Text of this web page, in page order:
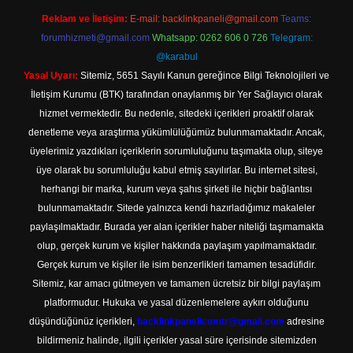
Reklam ve İletişim: E-mail: backlinkpaneli@gmail.com Teams:
forumhizmeti@gmail.com Whatsapp: 0262 606 0 726 Telegram:
@karabul
Yasal Uyarı: Sitemiz, 5651 Sayılı Kanun gereğince Bilgi Teknolojileri ve
İletişim Kurumu (BTK) tarafından onaylanmış bir Yer Sağlayıcı olarak
hizmet vermektedir. Bu nedenle, sitedeki içerikleri proaktif olarak
denetleme veya araştırma yükümlülüğümüz bulunmamaktadır. Ancak,
üyelerimiz yazdıkları içeriklerin sorumluluğunu taşımakta olup, siteye
üye olarak bu sorumluluğu kabul etmiş sayılırlar. Bu internet sitesi,
herhangi bir marka, kurum veya şahıs şirketi ile hiçbir bağlantısı
bulunmamaktadır. Sitede yalnızca kendi hazırladığımız makaleler
paylaşılmaktadır. Burada yer alan içerikler haber niteliği taşımamakta
olup, gerçek kurum ve kişiler hakkında paylaşım yapılmamaktadır.
Gerçek kurum ve kişiler ile isim benzerlikleri tamamen tesadüfidir.
Sitemiz, kar amacı gütmeyen ve tamamen ücretsiz bir bilgi paylaşım
platformudur. Hukuka ve yasal düzenlemelere aykırı olduğunu
düşündüğünüz içerikleri, backlinkpanelicomtr@gmail.com adresine
bildirmeniz halinde, ilgili içerikler yasal süre içerisinde sitemizden